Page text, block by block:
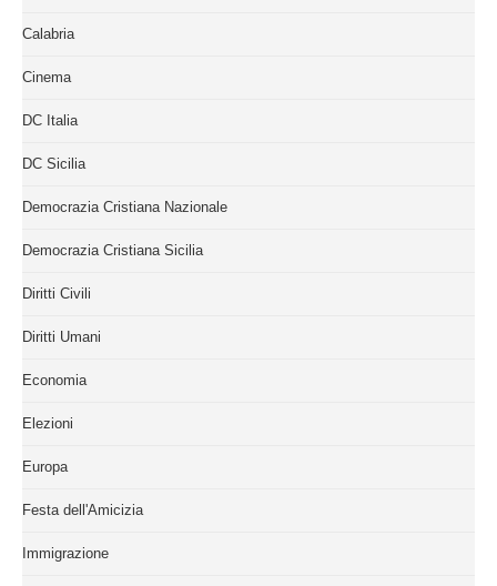
Calabria
Cinema
DC Italia
DC Sicilia
Democrazia Cristiana Nazionale
Democrazia Cristiana Sicilia
Diritti Civili
Diritti Umani
Economia
Elezioni
Europa
Festa dell'Amicizia
Immigrazione